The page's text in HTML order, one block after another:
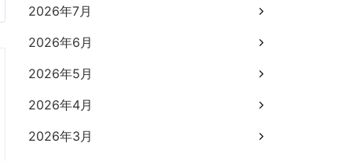
2026年7月
2026年6月
2026年5月
2026年4月
2026年3月